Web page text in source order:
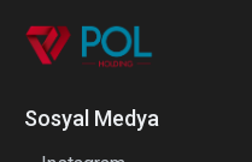
Sosyal Medya